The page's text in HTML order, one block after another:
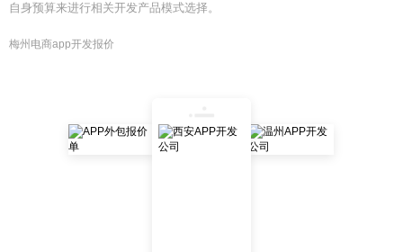
自身预算来进行相关开发产品模式选择。
梅州电商app开发报价